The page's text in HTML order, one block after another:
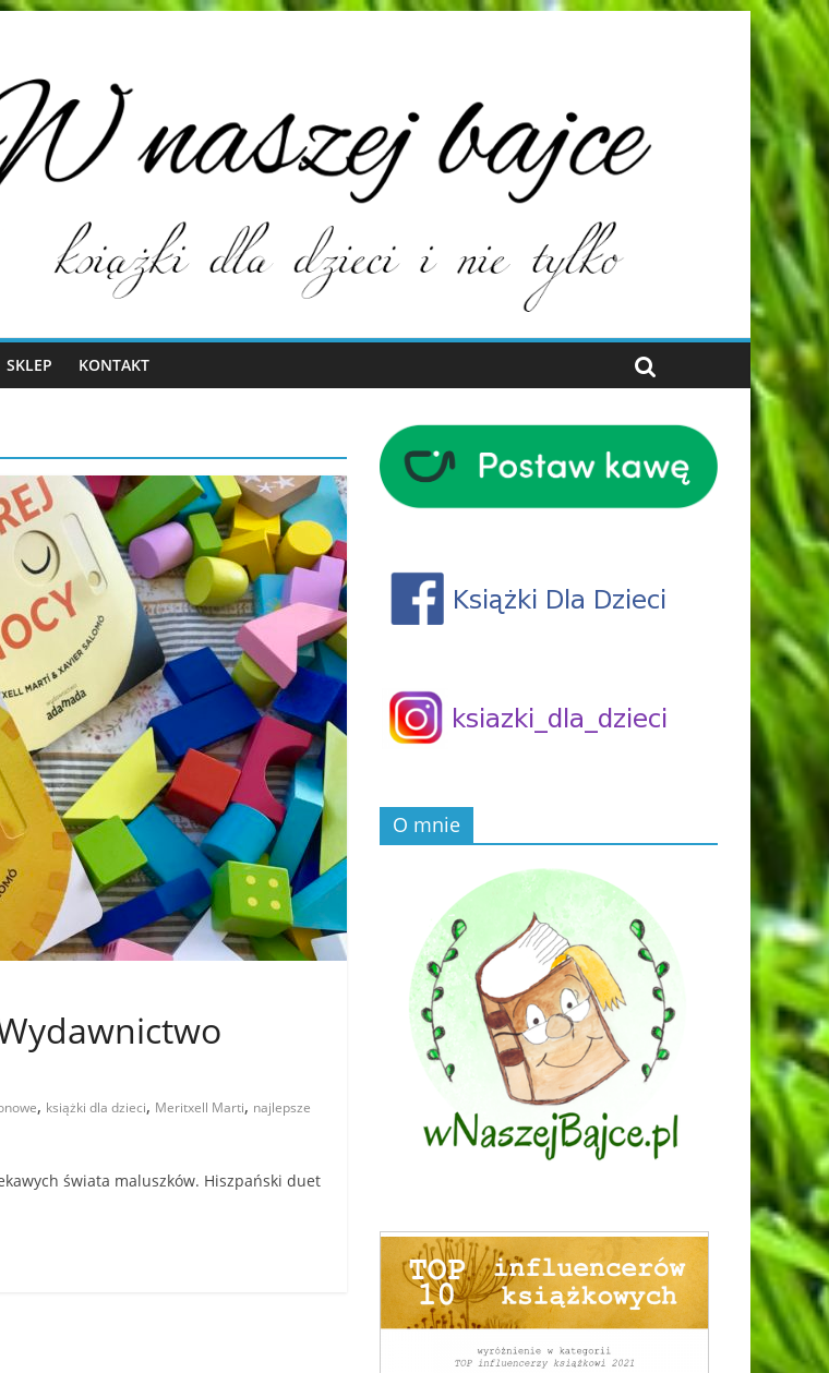
SKLEP KONTAKT
, książki dla dzieci, Meritxell Marti, najlepsze
świata maluszków. Hiszpański duet
O mnie